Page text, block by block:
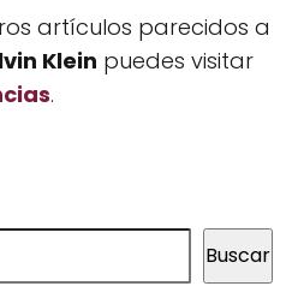
artículos parecidos a
Klein puedes visitar
.
Buscar